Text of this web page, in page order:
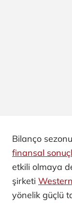
Bilanço
finansal
etkili olmaya
şirketi
yönelik güçlü